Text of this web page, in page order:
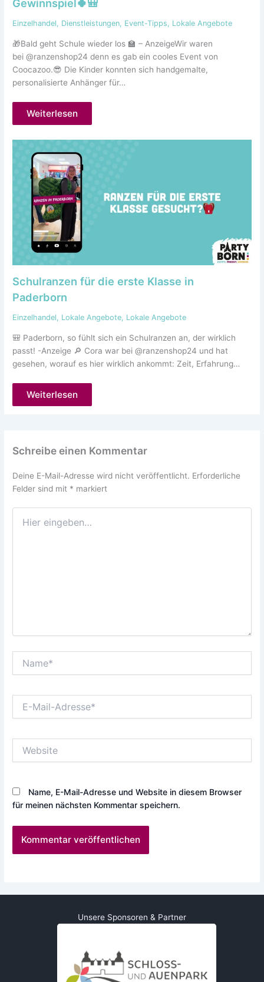
Gewinnspiel🍀🎒
Einzelhandel, Dienstleistungen, Event-Tipps, Lokale Angebote
🎁Bald geht Schule wieder los 🏫 – AnzeigeWir waren
bei @ranzenshop24 denn es gab ein cooles Event von
Coocazoo.😎 Die Kinder konnten sich handgemalte,
personalisierte Anhänger für…
Weiterlesen
Schulranzen für die erste Klasse in
Paderborn
Einzelhandel, Lokale Angebote, Lokale Angebote
🎒 Paderborn, so fühlt sich ein Schulranzen an, der wirklich
passt! -Anzeige 🔎 Cora war bei @ranzenshop24 und hat
gesehen, worauf es hier wirklich ankommt: Zeit, Erfahrung…
Weiterlesen
Schreibe einen Kommentar
Deine E-Mail-Adresse wird nicht veröffentlicht. Erforderliche
Felder sind mit * markiert
eingeben…
Mail-
Name, E-Mail-Adresse und Website in diesem Browser
für meinen nächsten Kommentar speichern.
Unsere Sponsoren & Partner